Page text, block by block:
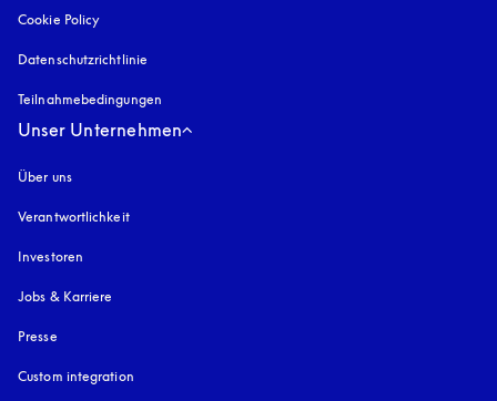
Cookie Policy
Datenschutzrichtlinie
Teilnahmebedingungen
Unser Unternehmen
Über uns
Verantwortlichkeit
Investoren
Jobs & Karriere
Presse
Custom integration